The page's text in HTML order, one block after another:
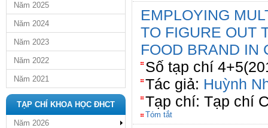
Năm 2025
Năm 2024
Năm 2023
Năm 2022
Năm 2021
TẠP CHÍ KHOA HỌC ĐHCT
Năm 2026
EMPLOYING
TO FIGURE OUT
FOOD BRAND IN
Số tạp chí
Tác giả: Huỳnh
Tạp chí: Tạp chí
Tóm tắt